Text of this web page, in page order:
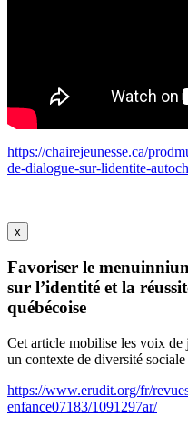
https://chairejeunesse.ca/
de-dialogue-sur-lidentite-
x
Favoriser le
sur l’identité et la
québécoise
Cet article mobilise les voix de
un contexte de diversité
https://www.erudit.org/fr/
enfance07183/1091297ar/